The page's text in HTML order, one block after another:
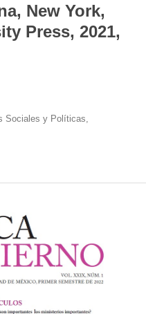
New York,
Press, 2021,
Sociales y Políticas,